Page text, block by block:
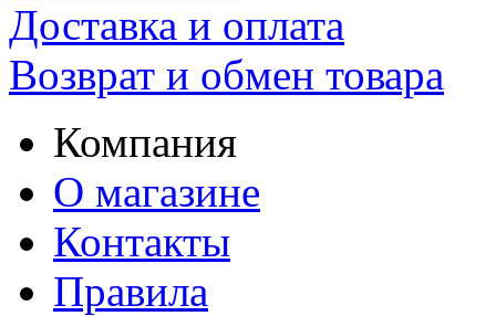
Доставка и оплата
Возврат и обмен товара
Компания
О магазине
Контакты
Правила